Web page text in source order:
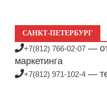
САНКТ-ПЕТЕРБУРГ
+7(812) 766-02-07 —
маркетинга
+7(812) 971-102-4 —